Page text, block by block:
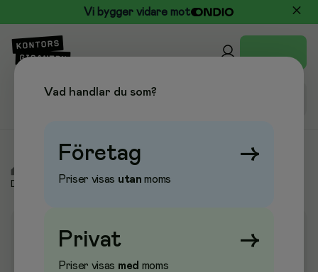
Vi bygger vidare mot
Disktrasor
Vad handlar du som?
Företag →
Priser visas utan moms
Privat →
Priser visas med moms